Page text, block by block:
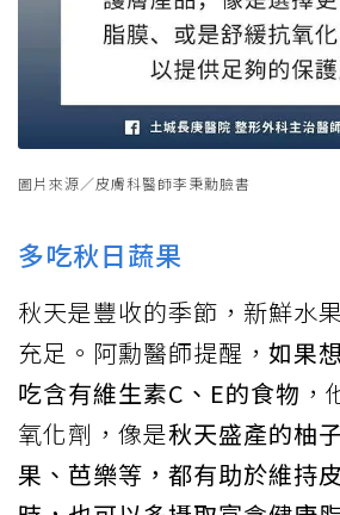
圖片來源／皮膚科醫師李秉勳臉書
多吃秋日蔬果
秋天是豐收的季節，新鮮水
充足。阿勳醫師提醒， 如果
吃含有維生素C、E的食物
氧化劑，像是秋天盛產的柚
果、芭樂等，都有助於維持